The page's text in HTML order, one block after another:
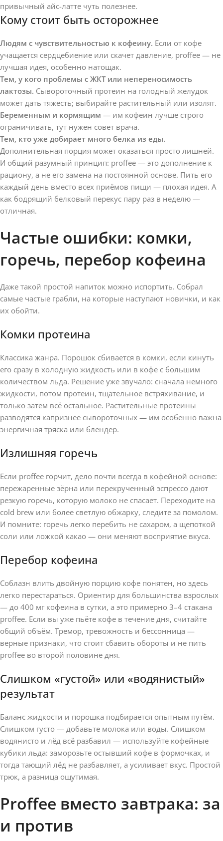
привычный айс-латте чуть полезнее.
Кому стоит быть осторожнее
Людям с чувствительностью к кофеину. Если от кофе
учащается сердцебиение или скачет давление, proffee — не
лучшая идея, особенно натощак.
Тем, у кого проблемы с ЖКТ или непереносимость
лактозы. Сывороточный протеин на голодный желудок
может дать тяжесть; выбирайте растительный или изолят.
Беременным и кормящим — им кофеин лучше строго
ограничивать, тут нужен совет врача.
Тем, кто уже добирает много белка из еды.
Дополнительная порция может оказаться просто лишней.
И общий разумный принцип: proffee — это дополнение к
рациону, а не его замена на постоянной основе. Пить его
каждый день вместо всех приёмов пищи — плохая идея. А
как бодрящий белковый перекус пару раз в неделю —
отличная.
Частые ошибки: комки,
горечь, перебор кофеина
Даже такой простой напиток можно испортить. Собрал
самые частые грабли, на которые наступают новички, и как
их обойти.
Комки протеина
Классика жанра. Порошок сбивается в комки, если кинуть
его сразу в холодную жидкость или в кофе с большим
количеством льда. Решение уже звучало: сначала немного
жидкости, потом протеин, тщательное встряхивание, и
только затем всё остальное. Растительные протеины
разводятся капризнее сывороточных — им особенно важна
энергичная тряска или блендер.
Излишняя горечь
Если proffee горчит, дело почти всегда в кофейной основе:
пережаренные зёрна или перекрученный эспрессо дают
резкую горечь, которую молоко не спасает. Переходите на
cold brew или более светлую обжарку, следите за помолом.
И помните: горечь легко перебить не сахаром, а щепоткой
соли или ложкой какао — они меняют восприятие вкуса.
Перебор кофеина
Соблазн влить двойную порцию кофе понятен, но здесь
легко перестараться. Ориентир для большинства взрослых
— до 400 мг кофеина в сутки, а это примерно 3–4 стакана
proffee. Если вы уже пьёте кофе в течение дня, считайте
общий объём. Тремор, тревожность и бессонница —
верные признаки, что стоит сбавить обороты и не пить
proffee во второй половине дня.
Слишком «густой» или «водянистый»
результат
Баланс жидкости и порошка подбирается опытным путём.
Слишком густо — добавьте молока или воды. Слишком
водянисто и лёд всё разбавил — используйте кофейные
кубики льда: заморозьте остывший кофе в формочках, и
тогда тающий лёд не разбавляет, а усиливает вкус. Простой
трюк, а разница ощутимая.
Proffee вместо завтрака: за
и против